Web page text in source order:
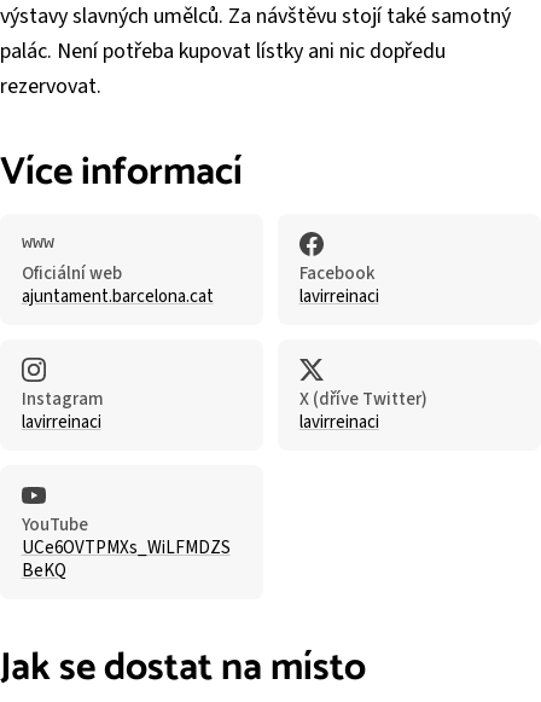
výstavy slavných umělců. Za návštěvu stojí také samotný
palác. Není potřeba kupovat lístky ani nic dopředu
rezervovat.
Více informací
Oficiální web
ajuntament.barcelona.cat
Facebook
lavirreinaci
Instagram
lavirreinaci
X (dříve Twitter)
lavirreinaci
YouTube
UCe6OVTPMXs_WiLFMDZS
BeKQ
Jak se dostat na místo